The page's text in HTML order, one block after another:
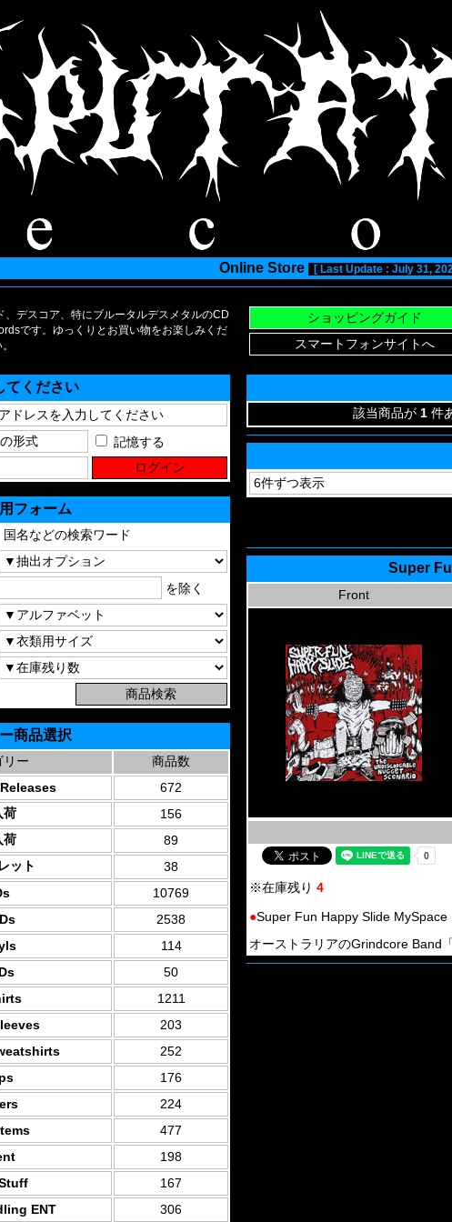
Online Store [ Last Update : July 31,
デスコア、特にブルータルデスメタルのCD
です。ゆっくりとお買い物をお楽しみくだ
てください
記憶する
フォーム
名などの検索ワード
を除く
商品選択
リー
商品数
672
荷
156
荷
89
ット
38
10769
2538
114
50
1211
203
252
176
224
477
198
167
ENT
306
該当商品が 1 件
Super
Front
※在庫残り 4
●Super Fun Happy Slide MySpace
オーストラリアのGrindcore Band